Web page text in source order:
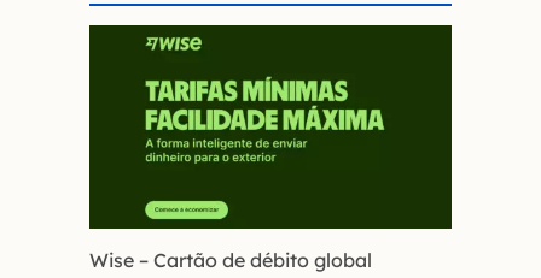
Wise – Cartão de débito global